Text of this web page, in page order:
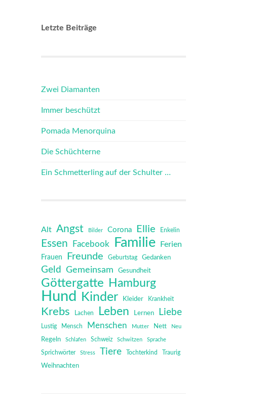
Letzte Beiträge
Zwei Diamanten
Immer beschützt
Pomada Menorquina
Die Schüchterne
Ein Schmetterling auf der Schulter …
Alt Angst Bilder Corona Ellie Enkelin
Essen Facebook Familie Ferien
Frauen Freunde Geburtstag Gedanken
Geld Gemeinsam Gesundheit
Göttergatte Hamburg
Hund Kinder Kleider Krankheit
Krebs Lachen Leben Lernen Liebe
Lustig Mensch Menschen Mutter Nett Neu
Regeln Schlafen Schweiz Schwitzen Sprache
Sprichwörter Stress Tiere Tochterkind Traurig
Weihnachten